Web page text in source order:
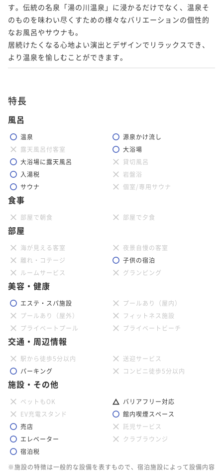
す。伝統の名泉「湯の川温泉」に浸かるだけでなく、温泉そ
のものを味わい尽くすための様々なバリエーションの個性的
なお風呂やサウナも。
居続けたくなる心地よい演出とデザインでリラックスでき、
より温泉を愉しむことができます。
特長
風呂
温泉
源泉かけ流し
露天風呂付客室
大浴場
大浴場に露天風呂
貸切風呂
入湯税
岩盤浴
サウナ
個室/専用サウナ
食事
部屋で朝食 部屋で夕食
部屋
海が見える客室
夜景自慢の客室
離れ・コテージ
子供の宿泊
ルームサービス
グランピング
美容・健康
エステ・スパ施設
プールあり（屋内）
プールあり（屋外）
フィットネス施設
プライベートプール
プライベートビーチ
交通・周辺情報
駅から徒歩5分以内
送迎サービス
パーキング
コンビニ徒歩5分以内
施設・その他
ペットもOK
バリアフリー対応
EV充電スタンド
館内喫煙スペース
売店
託児サービス
エレベーター
クラブラウンジ
宿泊税
※施設の特徴は一般的な設備を表すもので、宿泊施設によって設備内容